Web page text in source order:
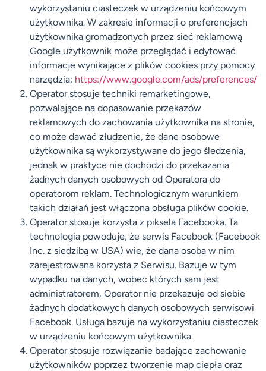
wykorzystaniu ciasteczek w urządzeniu końcowym
użytkownika. W zakresie informacji o preferencjach
użytkownika gromadzonych przez sieć reklamową
Google użytkownik może przeglądać i edytować
informacje wynikające z plików cookies przy pomocy
narzędzia: https://www.google.com/ads/preferences/
Operator stosuje techniki remarketingowe,
pozwalające na dopasowanie przekazów
reklamowych do zachowania użytkownika na stronie,
co może dawać złudzenie, że dane osobowe
użytkownika są wykorzystywane do jego śledzenia,
jednak w praktyce nie dochodzi do przekazania
żadnych danych osobowych od Operatora do
operatorom reklam. Technologicznym warunkiem
takich działań jest włączona obsługa plików cookie.
Operator stosuje korzysta z piksela Facebooka. Ta
technologia powoduje, że serwis Facebook (Facebook
Inc. z siedzibą w USA) wie, że dana osoba w nim
zarejestrowana korzysta z Serwisu. Bazuje w tym
wypadku na danych, wobec których sam jest
administratorem, Operator nie przekazuje od siebie
żadnych dodatkowych danych osobowych serwisowi
Facebook. Usługa bazuje na wykorzystaniu ciasteczek
w urządzeniu końcowym użytkownika.
Operator stosuje rozwiązanie badające zachowanie
użytkowników poprzez tworzenie map ciepła oraz